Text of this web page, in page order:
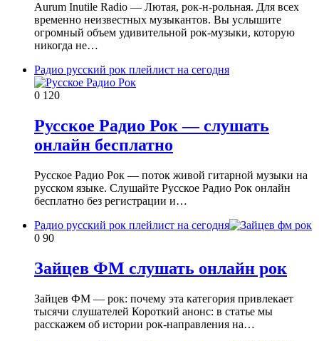
Aurum Inutile Radio — Лютая, рок-н-рольная. Для всех
временно неизвестных музыкантов. Вы услышите
огромный объем удивительной рок-музыки, которую
никогда не…
Радио русский рок плейлист на сегодня
0 120
Русское Радио Рок — слушать
онлайн бесплатно
Русское Радио Рок — поток живой гитарной музыки на
русском языке. Слушайте Русское Радио Рок онлайн
бесплатно без регистрации и…
Радио русский рок плейлист на сегодня
0 90
Зайцев ФМ слушать онлайн рок
Зайцев ФМ — рок: почему эта категория привлекает
тысячи слушателей Короткий анонс: в статье мы
расскажем об истории рок-направления на…